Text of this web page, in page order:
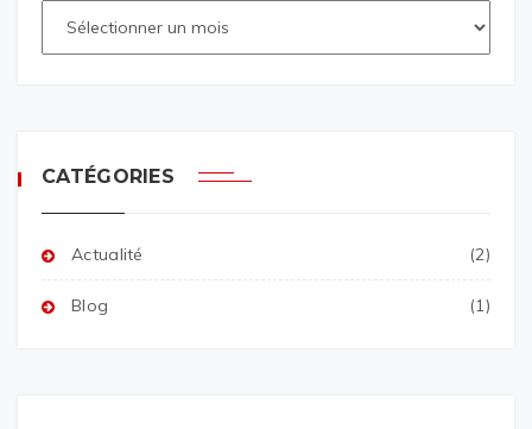
CATÉGORIES
Actualité (2)
Blog (1)